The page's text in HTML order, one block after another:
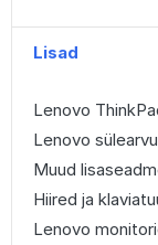
Lisad
Lenovo
Lenovo
Muud
Hiired ja
Lenovo